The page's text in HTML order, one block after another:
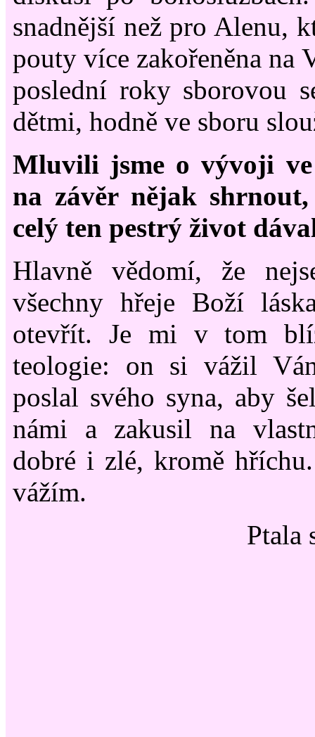
snadnější než pro Alenu,
pouty více zakořeněna na
poslední roky sborovou
dětmi, hodně ve sboru
Mluvili jsme o vývoji
na závěr nějak
celý ten pestrý život
Hlavně vědomí, že
všechny hřeje Boží
otevřít. Je mi v tom
teologie: on si vážil
poslal svého syna, aby
námi a zakusil na
dobré i zlé, kromě
vážím.
Ptala